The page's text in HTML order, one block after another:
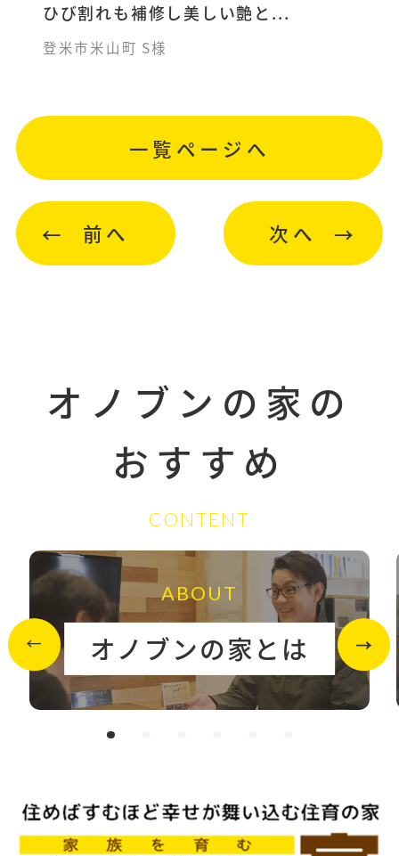
ひび割れも補修し美しい艶と...
登米市米山町 S様
前へ
一覧ページへ
次へ
オノブンの家の
おすすめ
CONTENT
ABOUT
オノブンの家とは